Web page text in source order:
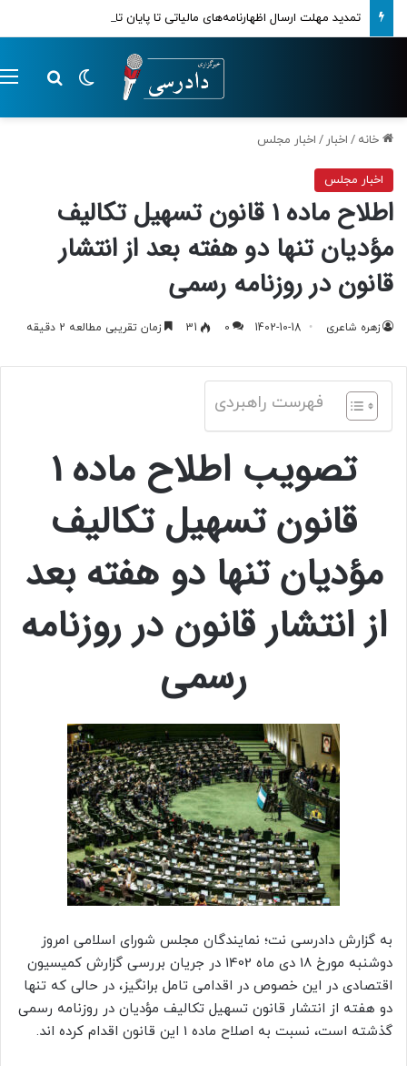
تمدید مهلت ارسال اظهارنامه‌های مالیاتی تا پایان تابستان 1405
تغییر پوسته
خانه / اخبار / اخبار مجلس
اخبار مجلس
اطلاح ماده 1 قانون تسهیل تکالیف
مؤدیان تنها دو هفته بعد از انتشار
قانون در روزنامه رسمی
زهره شاعری 1402-10-18
0
31 زمان تقریبی مطالعه 2 دقیقه
فهرست راهبردی
تصویب اطلاح ماده 1
قانون تسهیل تکالیف
مؤدیان تنها دو هفته بعد
از انتشار قانون در روزنامه
رسمی
به گزارش دادرسی نت؛ نمایندگان مجلس شورای اسلامی امروز
دوشنبه مورخ 18 دی ماه 1402 در جریان بررسی گزارش کمیسیون
اقتصادی در این خصوص در اقدامی تامل برانگیز، در حالی که تنها
دو هفته از انتشار قانون تسهیل تکالیف مؤدیان در روزنامه رسمی
گذشته است، نسبت به اصلاح ماده 1 این قانون اقدام کرده اند.